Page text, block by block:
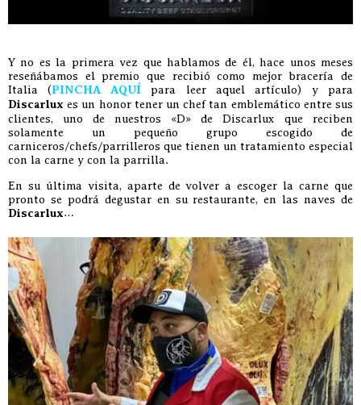
Y no es la primera vez que hablamos de él, hace unos meses
reseñábamos el premio que recibió como mejor bracería de
Italia (PINCHA AQUÍ para leer aquel artículo) y para
Discarlux es un honor tener un chef tan emblemático entre sus
clientes, uno de nuestros «D» de Discarlux que reciben
solamente un pequeño grupo escogido de
carniceros/chefs/parrilleros que tienen un tratamiento especial
con la carne y con la parrilla.
En su última visita, aparte de volver a escoger la carne que
pronto se podrá degustar en su restaurante, en las naves de
Discarlux…